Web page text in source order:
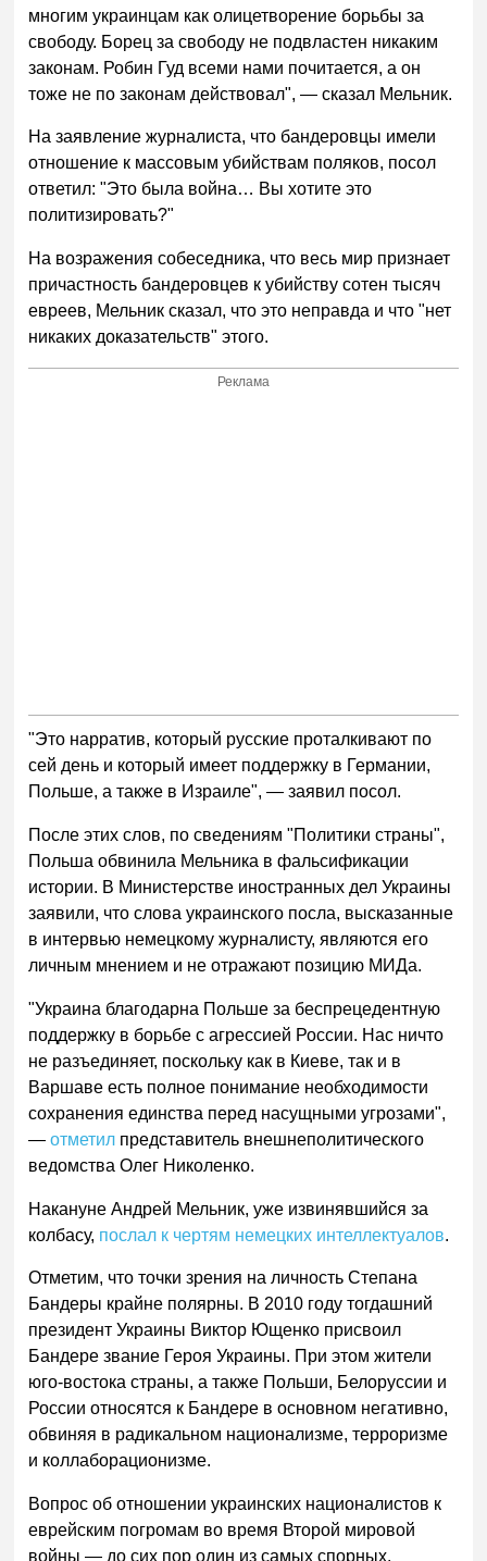
многим украинцам как олицетворение борьбы за
свободу. Борец за свободу не подвластен никаким
законам. Робин Гуд всеми нами почитается, а он
тоже не по законам действовал", — сказал Мельник.
На заявление журналиста, что бандеровцы имели
отношение к массовым убийствам поляков, посол
ответил: "Это была война… Вы хотите это
политизировать?"
На возражения собеседника, что весь мир признает
причастность бандеровцев к убийству сотен тысяч
евреев, Мельник сказал, что это неправда и что "нет
никаких доказательств" этого.
Реклама
"Это нарратив, который русские проталкивают по
сей день и который имеет поддержку в Германии,
Польше, а также в Израиле", — заявил посол.
После этих слов, по сведениям "Политики страны",
Польша обвинила Мельника в фальсификации
истории. В Министерстве иностранных дел Украины
заявили, что слова украинского посла, высказанные
в интервью немецкому журналисту, являются его
личным мнением и не отражают позицию МИДа.
"Украина благодарна Польше за беспрецедентную
поддержку в борьбе с агрессией России. Нас ничто
не разъединяет, поскольку как в Киеве, так и в
Варшаве есть полное понимание необходимости
сохранения единства перед насущными угрозами",
—отметил представитель внешнеполитического
ведомства Олег Николенко.
Накануне Андрей Мельник, уже извинявшийся за
колбасу, послал к чертям немецких интеллектуалов.
Отметим, что точки зрения на личность Степана
Бандеры крайне полярны. В 2010 году тогдашний
президент Украины Виктор Ющенко присвоил
Бандере звание Героя Украины. При этом жители
юго-востока страны, а также Польши, Белоруссии и
России относятся к Бандере в основном негативно,
обвиняя в радикальном национализме, терроризме
и коллаборационизме.
Вопрос об отношении украинских националистов к
еврейским погромам во время Второй мировой
войны — до сих пор один из самых спорных.